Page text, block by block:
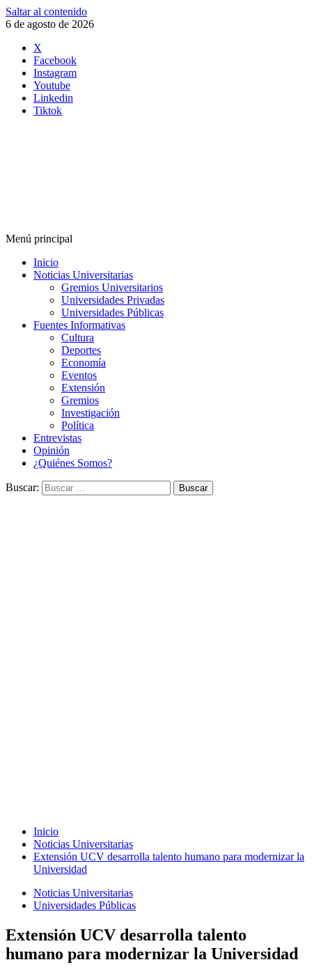
Saltar al contenido
6 de agosto de 2026
X
Facebook
Instagram
Youtube
Linkedin
Tiktok
Menú principal
Inicio
Noticias Universitarias
Gremios Universitarios
Universidades Privadas
Universidades Públicas
Fuentes Informativas
Cultura
Deportes
Economía
Eventos
Extensión
Gremios
Investigación
Política
Entrevistas
Opinión
¿Quiénes Somos?
Buscar:
Inicio
Noticias Universitarias
Extensión UCV desarrolla talento humano para modernizar la
Universidad
Noticias Universitarias
Universidades Públicas
Extensión UCV desarrolla talento
humano para modernizar la Universidad